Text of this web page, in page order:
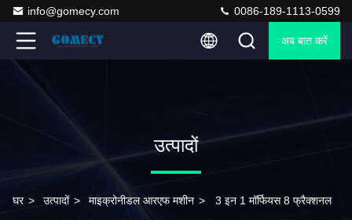
info@gomecy.com 0086-189-1113-0599
अब बात करें
उत्पादों
घर > उत्पादों > माइक्रोनीडल आरएफ मशीन > 3 इन 1 मॉर्फियस 8 फ्रैक्शनल